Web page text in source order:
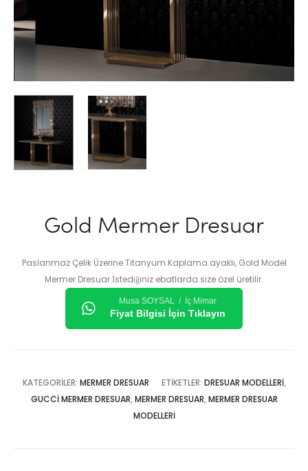
Gold Mermer Dresuar
Paslanmaz Çelik Üzerine Titanyum Kaplama ayaklı, Gold Model
Mermer Dresuar İstediğiniz ebatlarda size özel üretilir.
Musa SOYSAL / İç Mimar
Fiyat Bilgisi İçin Tıklayın
KATEGORILER: MERMER DRESUAR ETIKETLER: DRESUAR MODELLERI,
GUCCI MERMER DRESUAR, MERMER DRESUAR, MERMER DRESUAR
MODELLERI